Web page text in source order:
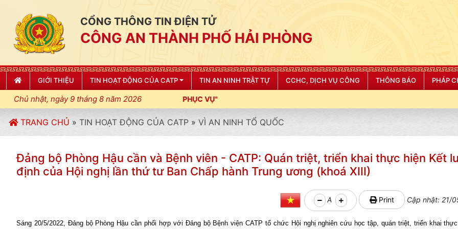
CỔNG THÔNG TIN ĐIỆN TỬ
CÔNG AN THÀNH PHỐ HẢI PHÒNG
GIỚI THIỆU TIN HOẠT ĐỘNG CỦA CATP TIN AN NINH TRẬT TỰ CCHC, DỊCH VỤ CÔNG THÔNG BÁO PHÁP
Chủ nhật, ngày 9 tháng 8 năm 2026
TRANG CHỦ » TIN HOẠT ĐỘNG CỦA CATP » VÌ AN NINH TỔ QUỐC
Đảng bộ Phòng Hậu cần và Bệnh viên - CATP: Quán triệt, triển khai thực hiện Kết
định của Hội nghị lần thứ tư Ban Chấp hành Trung ương (khoá XIII)
A Print Cập nhật: 21/
Sáng 20/5/2022, Đảng bộ Phòng Hậu cần phối hợp với Đảng bộ Bệnh viện CATP tổ chức Hội nghị nghiên cứu học tập, quán triệt, triển khai